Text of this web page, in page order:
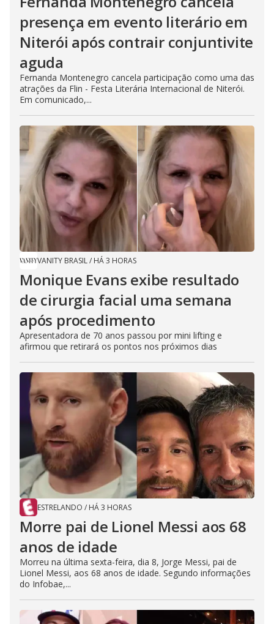
presença em evento literário em
Niterói após contrair conjuntivite
aguda
Fernanda Montenegro cancela participação como uma das
atrações da Flin - Festa Literária Internacional de Niterói.
Em comunicado,...
VANITY BRASIL/ HÁ 3 HORAS
Monique Evans exibe resultado
de cirurgia facial uma semana
após procedimento
Apresentadora de 70 anos passou por mini lifting e
afirmou que retirará os pontos nos próximos dias
ESTRELANDO / HÁ 3 HORAS
Morre pai de Lionel Messi aos 68
anos de idade
Morreu na última sexta-feira, dia 8, Jorge Messi, pai de
Lionel Messi, aos 68 anos de idade. Segundo informações
do Infobae,...